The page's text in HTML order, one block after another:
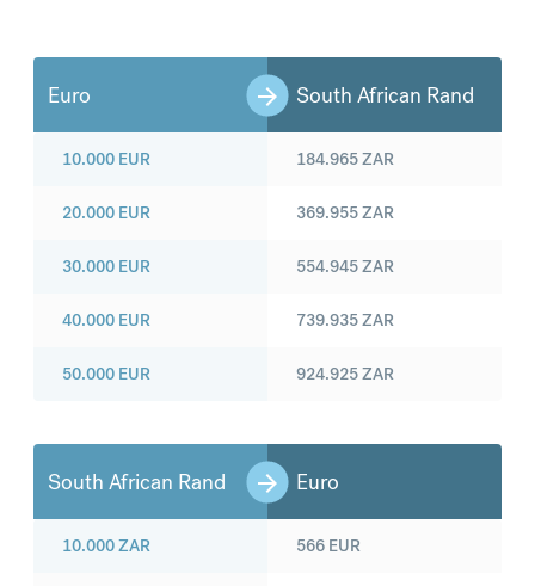
Euro South African Rand
10.000 EUR
20.000 EUR
30.000 EUR
40.000 EUR
50.000 EUR
184.965ZAR
369.955ZAR
554.945ZAR
739.935ZAR
924.925ZAR
South African Rand Euro
10.000ZAR 566 EUR